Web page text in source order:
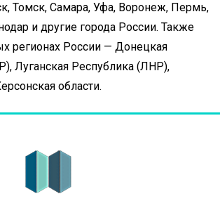
Томск, Самара, Уфа, Воронеж, Пермь,
и другие города России. Также
регионах России — Донецкая
Луганская Республика (ЛНР),
области.